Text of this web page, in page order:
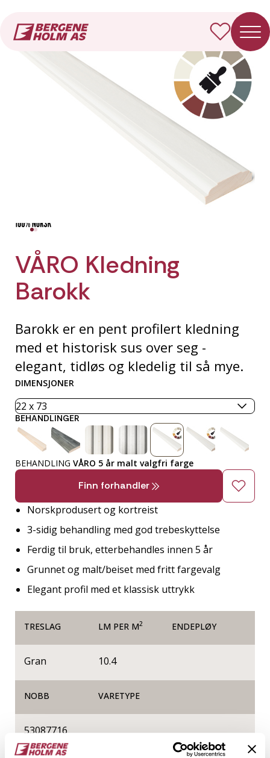
VÅRO Kledning
Barokk
Barokk er en pent profilert kledning
med et historisk sus over seg -
elegant, tidløs og kledelig til så mye.
DIMENSJONER
BEHANDLINGER
BEHANDLING VÅRO 5 år malt valgfri farge
Finn forhandler
Norskprodusert og kortreist
3-sidig behandling med god trebeskyttelse
Ferdig til bruk, etterbehandles innen 5 år
Grunnet og malt/beiset med fritt fargevalg
Elegant profil med et klassisk uttrykk
TRESLAG LM PER M2 ENDEPLØY
Gran 10.4
NOBB VARETYPE
53087716